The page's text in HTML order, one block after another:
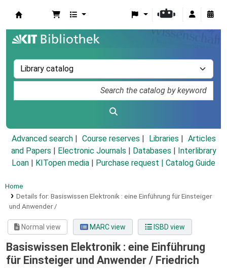
Advanced search Course reserves Libraries
Articles
and Papers
Electronic Journals Databases
Interlibrary
Loan
KITopen media Purchase request | Catalog Guide
Home
Details for: Basiswissen Elektronik : eine Einführung für Einsteiger
und Anwender /
Normal view MARC view ISBD view
Basiswissen Elektronik : eine Einführung
für Einsteiger und Anwender / Friedrich